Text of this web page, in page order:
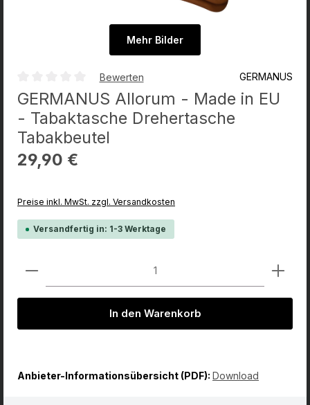
Mehr Bilder
Durchschnittliche Bewertung von 0 von 5 Sternen
Bewerten GERMANUS
GERMANUS Allorum - Made in EU
- Tabaktasche Drehertasche
Tabakbeutel
Regulärer Preis:
29,90 €
Preise inkl. MwSt. zzgl. Versandkosten
Versandfertig in: 1-3 Werktage
Produkt Anzahl: Gib den gewünschten Wert ein
In den Warenkorb
Anbieter-Informationsübersicht (PDF): Download